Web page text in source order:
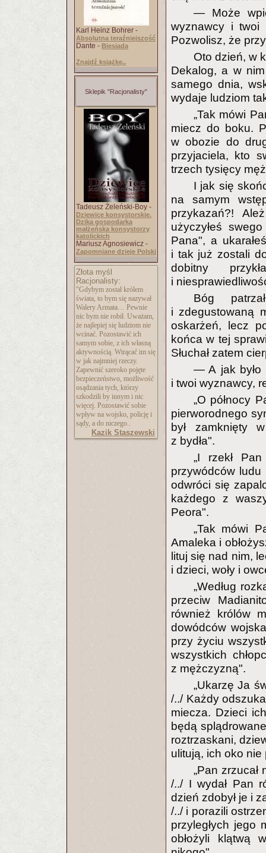
Karl Heinz Bohrer -
Absolutna teraźniejszość
Dante - Biesiada
Znajdź książkę..
Sklepik "Racjonalisty"
Tadeusz Żeleński-Boy -
Dziewice konsystorskie.
Dzika gospodarka
małżeńska konsystorzy
katolickich
Mariusz Agnosiewicz -
Zapomniane dzieje Polski
Złota myśl
Racjonalisty:
"Gdybym został królem
świata, to bym się nazywał
Walery Armata… Pewnie
nic bym nie robił. Uważam,
że najlepiej się ludziom nie
wcinać. Pozostawić ich
samym sobie, z ich własną
aktywnością. Wtrącać im się
w jak najmniej rzeczy.
Zapewnić szeroko pojęte
bezpieczeństwo, możliwość
osądzania tych, którzy
szkodzili by innym i nic
więcej. Pozostawić sobie
wpływ na wojsko, policję i
sądy, a do niczego..
Kazik Staszewski
— Może
wyznawcy i twoi
Pozwolisz, że
Oto dzień, w
Dekalog, a w
samego dnia,
wydaje ludziom
„Tak mówi
miecz do boku.
w obozie do
przyjaciela, kto
trzech tysięcy
I jak się
na samym
przykazań?!
użyczyłeś
Pana", a
i tak już zostali
dobitny
i
Bóg
i zdegustowaną
oskarżeń, lecz
końca w tej
Słuchał zatem
— A jak było
i twoi wyznawcy,
„O północy
pierworodnego
był zamknięty
z bydła".
„I rzekł
przywódców
odwróci się
każdego z
Peora".
„Tak mówi
Amaleka i
lituj się nad nim,
i dzieci, woły i
„Według
przeciw
również królów
dowódców
przy życiu
wszystkich
z mężczyzną".
„Ukarzę Ja
/../ Każdy
miecza. Dzieci
będą
roztrzaskani,
ulitują, ich oko
„Pan
/../ I wydał Pan
dzień zdobył je i
/../ i porazili
przyległych jego
obłożyli klątwą